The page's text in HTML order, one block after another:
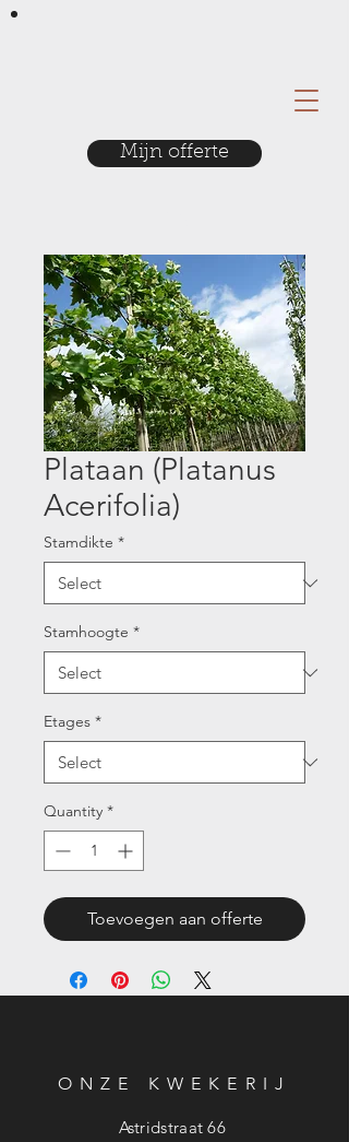
Mijn offerte
Plataan (Platanus
Acerifolia)
Stamdikte *
Stamhoogte *
Etages *
Quantity *
Toevoegen aan offerte
ONZE KWEKERIJ
Astridstraat 66